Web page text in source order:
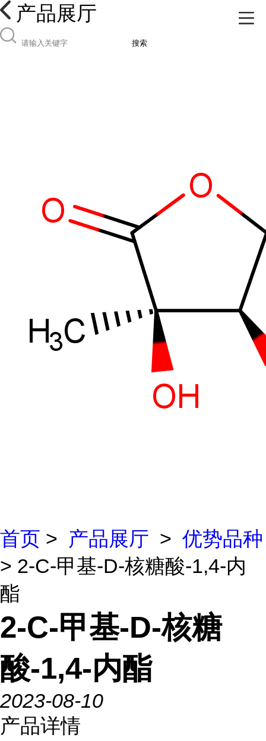
产品展厅
搜索
首页 > 产品展厅 > 优势品种
> 2-C-甲基-D-核糖酸-1,4-内
酯
2-C-甲基-D-核糖
酸-1,4-内酯
2023-08-10
产品详情